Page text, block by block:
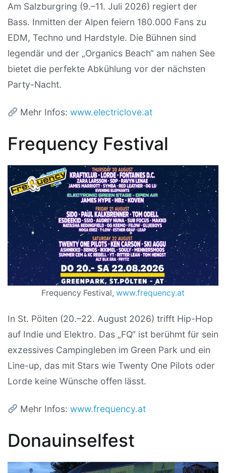
Am Salzburgring (9.–11. Juli 2026) regiert der
Bass. Inmitten der Alpen feiern 180.000 Fans zu
EDM, Techno und Hardstyle. Die Bühnen sind
legendär und der „Organics Beach“ am nahen See
bietet die perfekte Abkühlung vor der nächsten
Party-Nacht.
Mehr Infos:www.electriclove.at
Frequency Festival
Frequency Festival, www.frequency.at
In St. Pölten (20.–22. August 2026) trifft Hip-Hop
auf Indie und Elektro. Das „FQ“ ist berühmt für sein
exzessives Campingleben im Green Park und ein
Line-up, das mit Stars wie Twenty One Pilots oder
Lorde keine Wünsche offen lässt.
Mehr Infos:www.frequency.at
Donauinselfest